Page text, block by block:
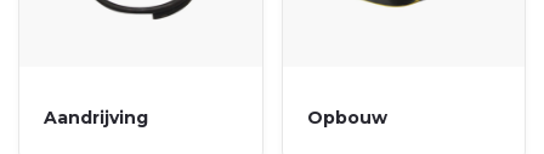
Aandrijving Opbouw